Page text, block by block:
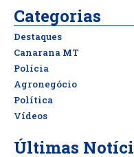
Categorias
Destaques
Canarana MT
Polícia
Agronegócio
Política
Vídeos
Últimas